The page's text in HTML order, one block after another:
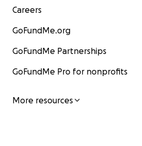
Careers
GoFundMe.org
GoFundMe Partnerships
GoFundMe Pro for nonprofits
More resources